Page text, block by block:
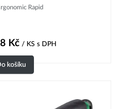
Rapid
Kč/ KS s DPH
košíku